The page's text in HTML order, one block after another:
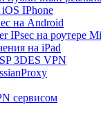
IPhone
на Android
IPsec на роутере
на iPad
3DES VPN
сервисом